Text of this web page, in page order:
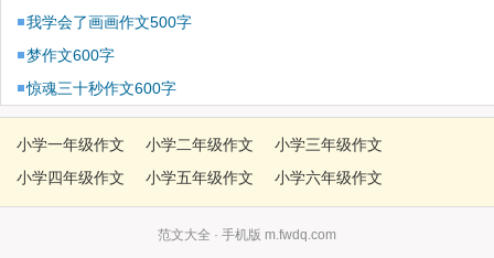
我学会了画画作文500字
梦作文600字
惊魂三十秒作文600字
小学一年级作文 小学二年级作文
小学三年级作文
小学四年级作文
小学五年级作文 小学六年级作文
范文大全 · 手机版 m.fwdq.com